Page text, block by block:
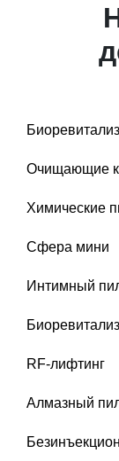
Очищающие
Химические
Сфера мини
Интимный
RF-лифтинг
Алмазный